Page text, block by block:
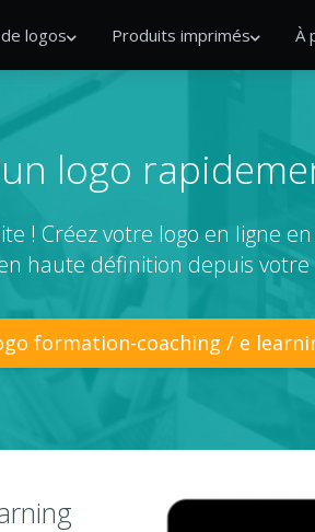
logos Produits imprimés À
logo
! Créez votre logo en ligne
haute définition depuis
formation-coaching / e